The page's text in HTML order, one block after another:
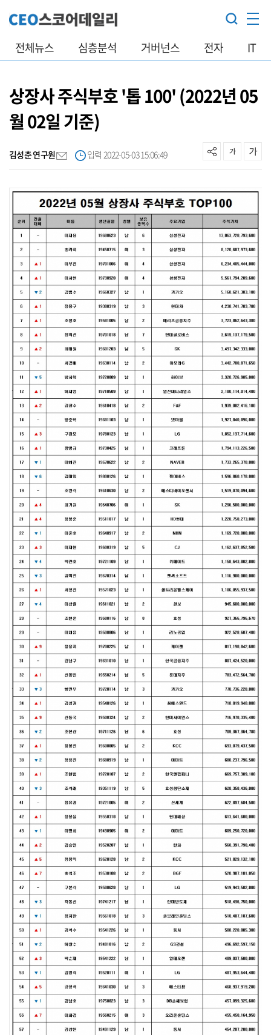
전체뉴스 심층분석 거버넌스 전자 IT
상장사 주식부호 '톱 100' (2022년 05
월 02일 기준)
김성춘 연구원 입력 2022-05-03 15:06:49